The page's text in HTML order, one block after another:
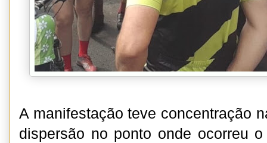
A manifestação teve concentração
dispersão no ponto onde ocorreu